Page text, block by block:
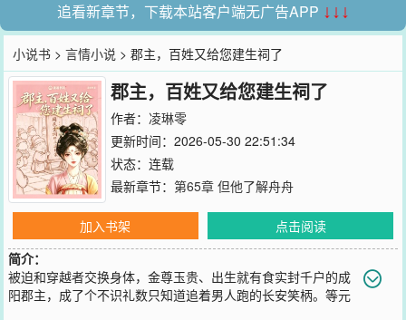
追看新章节，下载本站客户端无广告APP ↓↓↓
小说书 >言情小说 > 郡主，百姓又给您建生祠了
郡主，百姓又给您建生祠了
作者： 凌琳零
更新时间：2026-05-30 22:51:34
状态：连载
最新章节： 第65章 但他了解舟舟
加入书架
点击阅读
简介：
被迫和穿越者交换身体，金尊玉贵、出生就有食实封千户的成
阳郡主，成了个不识礼数只知道追着男人跑的长安笑柄。等元